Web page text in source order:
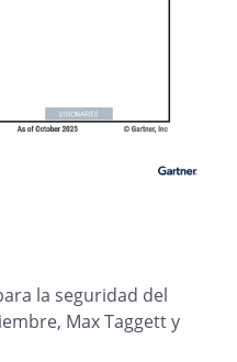
la seguridad del
Max Taggett y